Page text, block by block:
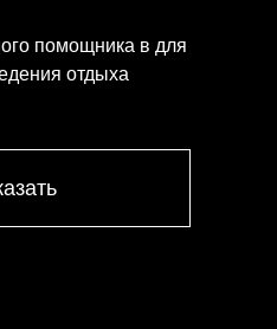
помощника в для
отдыха